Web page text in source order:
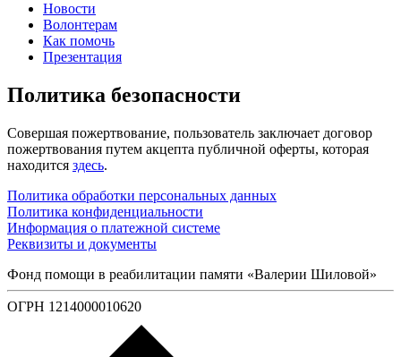
Новости
Волонтерам
Как помочь
Презентация
Политика безопасности
Совершая пожертвование, пользователь заключает договор
пожертвования путем акцепта публичной оферты, которая
находится здесь.
Политика обработки персональных данных
Политика конфиденциальности
Информация о платежной системе
Реквизиты и документы
Фонд помощи в реабилитации памяти «Валерии Шиловой»
ОГРН 1214000010620